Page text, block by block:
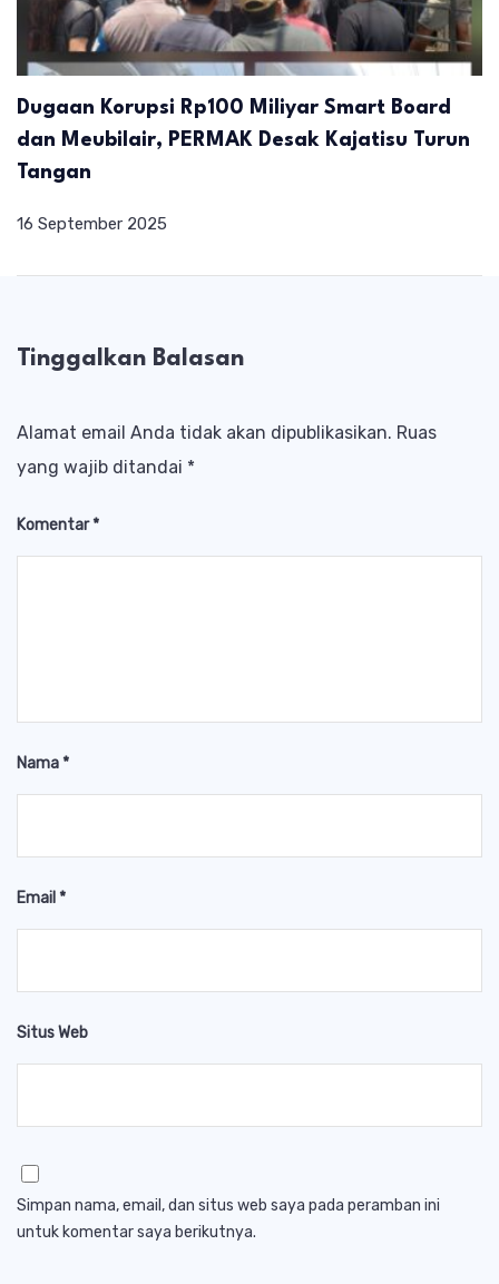
Dugaan Korupsi Rp100 Miliyar Smart Board
dan Meubilair, PERMAK Desak Kajatisu Turun
Tangan
16 September 2025
Tinggalkan Balasan
Alamat email Anda tidak akan dipublikasikan. Ruas
yang wajib ditandai *
Komentar*
Nama*
Email *
Situs Web
Simpan nama, email, dan situs web saya pada peramban ini
untuk komentar saya berikutnya.